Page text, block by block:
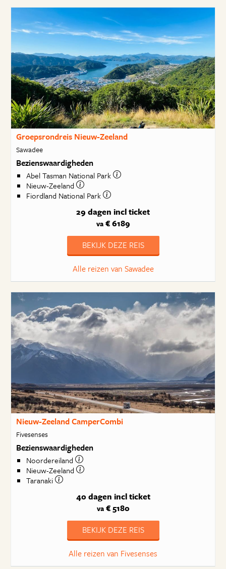
Groepsrondreis Nieuw-Zeeland
Sawadee
Bezienswaardigheden
Abel Tasman National Park
Nieuw-Zeeland
Fiordland National Park
29 dagen incl ticket
va€ 6189
BEKIJK DEZE REIS
Alle reizen van Sawadee
Nieuw-Zeeland CamperCombi
Fivesenses
Bezienswaardigheden
Noordereiland
Nieuw-Zeeland
Taranaki
40 dagen incl ticket
va€ 5180
BEKIJK DEZE REIS
Alle reizen van Fivesenses